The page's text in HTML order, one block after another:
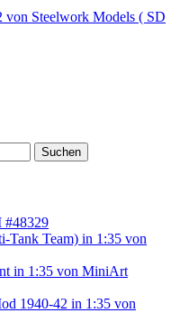
von Steelwork Models ( SD
Suchen
#48329
Tank Team) in 1:35 von
in 1:35 von MiniArt
1940-42 in 1:35 von